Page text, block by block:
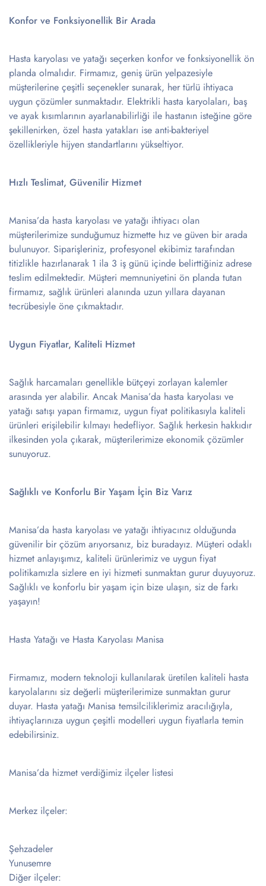
Konfor ve Fonksiyonellik Bir Arada
Hasta karyolası ve yatağı seçerken konfor ve fonksiyonellik ön
planda olmalıdır. Firmamız, geniş ürün yelpazesiyle
müşterilerine çeşitli seçenekler sunarak, her türlü ihtiyaca
uygun çözümler sunmaktadır. Elektrikli hasta karyolaları, baş
ve ayak kısımlarının ayarlanabilirliği ile hastanın isteğine göre
şekillenirken, özel hasta yatakları ise anti-bakteriyel
özellikleriyle hijyen standartlarını yükseltiyor.
Hızlı Teslimat, Güvenilir Hizmet
Manisa’da hasta karyolası ve yatağı ihtiyacı olan
müşterilerimize sunduğumuz hizmette hız ve güven bir arada
bulunuyor. Siparişleriniz, profesyonel ekibimiz tarafından
titizlikle hazırlanarak 1 ila 3 iş günü içinde belirttiğiniz adrese
teslim edilmektedir. Müşteri memnuniyetini ön planda tutan
firmamız, sağlık ürünleri alanında uzun yıllara dayanan
tecrübesiyle öne çıkmaktadır.
Uygun Fiyatlar, Kaliteli Hizmet
Sağlık harcamaları genellikle bütçeyi zorlayan kalemler
arasında yer alabilir. Ancak Manisa’da hasta karyolası ve
yatağı satışı yapan firmamız, uygun fiyat politikasıyla kaliteli
ürünleri erişilebilir kılmayı hedefliyor. Sağlık herkesin hakkıdır
ilkesinden yola çıkarak, müşterilerimize ekonomik çözümler
sunuyoruz.
Sağlıklı ve Konforlu Bir Yaşam İçin Biz Varız
Manisa’da hasta karyolası ve yatağı ihtiyacınız olduğunda
güvenilir bir çözüm arıyorsanız, biz buradayız. Müşteri odaklı
hizmet anlayışımız, kaliteli ürünlerimiz ve uygun fiyat
politikamızla sizlere en iyi hizmeti sunmaktan gurur duyuyoruz.
Sağlıklı ve konforlu bir yaşam için bize ulaşın, siz de farkı
yaşayın!
Hasta Yatağı ve Hasta Karyolası Manisa
Firmamız, modern teknoloji kullanılarak üretilen kaliteli hasta
karyolalarını siz değerli müşterilerimize sunmaktan gurur
duyar. Hasta yatağı Manisa temsilciliklerimiz aracılığıyla,
ihtiyaçlarınıza uygun çeşitli modelleri uygun fiyatlarla temin
edebilirsiniz.
Manisa’da hizmet verdiğimiz ilçeler listesi
Merkez ilçeler:
Şehzadeler
Yunusemre
Diğer ilçeler: